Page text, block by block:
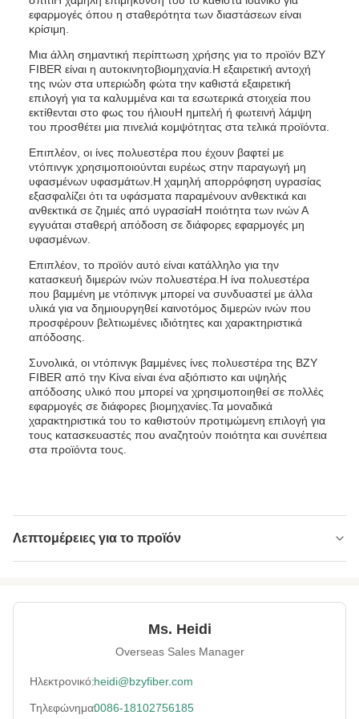
εφαρμογές όπου η σταθερότητα των διαστάσεων είναι
κρίσιμη.
Μια άλλη σημαντική περίπτωση χρήσης για το προϊόν BZY
FIBER είναι η αυτοκινητοβιομηχανία.Η εξαιρετική αντοχή
της ινών στα υπεριώδη φώτα την καθιστά εξαιρετική
επιλογή για τα καλυμμένα και τα εσωτερικά στοιχεία που
εκτίθενται στο φως του ήλιουΗ ημιτελή ή φωτεινή λάμψη
του προσθέτει μια πινελιά κομψότητας στα τελικά προϊόντα.
Επιπλέον, οι ίνες πολυεστέρα που έχουν βαφτεί με
ντόπινγκ χρησιμοποιούνται ευρέως στην παραγωγή μη
υφασμένων υφασμάτων.Η χαμηλή απορρόφηση υγρασίας
εξασφαλίζει ότι τα υφάσματα παραμένουν ανθεκτικά και
ανθεκτικά σε ζημιές από υγρασίαΗ ποιότητα των ινών Α
εγγυάται σταθερή απόδοση σε διάφορες εφαρμογές μη
υφασμένων.
Επιπλέον, το προϊόν αυτό είναι κατάλληλο για την
κατασκευή διμερών ινών πολυεστέρα.Η ίνα πολυεστέρα
που βαμμένη με ντόπινγκ μπορεί να συνδυαστεί με άλλα
υλικά για να δημιουργηθεί καινοτόμος διμερών ινών που
προσφέρουν βελτιωμένες ιδιότητες και χαρακτηριστικά
απόδοσης.
Συνολικά, οι ντόπινγκ βαμμένες ίνες πολυεστέρα της BZY
FIBER από την Κίνα είναι ένα αξιόπιστο και υψηλής
απόδοσης υλικό που μπορεί να χρησιμοποιηθεί σε πολλές
εφαρμογές σε διάφορες βιομηχανίες.Τα μοναδικά
χαρακτηριστικά του το καθιστούν προτιμώμενη επιλογή για
τους κατασκευαστές που αναζητούν ποιότητα και συνέπεια
στα προϊόντα τους.
Λεπτομέρειες για το προϊόν
Moisture
Χαμηλά
Ms. Heidi
Overseas Sales Manager
Ηλεκτρονικό:heidi@bzyfiber.com
Τηλεφώνημα:0086-18102756185